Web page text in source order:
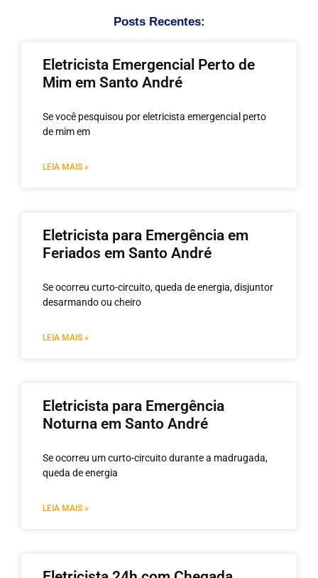
Posts Recentes:
Eletricista Emergencial Perto de
Mim em Santo André
Se você pesquisou por eletricista emergencial perto
de mim em
LEIA MAIS »
Eletricista para Emergência em
Feriados em Santo André
Se ocorreu curto-circuito, queda de energia, disjuntor
desarmando ou cheiro
LEIA MAIS »
Eletricista para Emergência
Noturna em Santo André
Se ocorreu um curto-circuito durante a madrugada,
queda de energia
LEIA MAIS »